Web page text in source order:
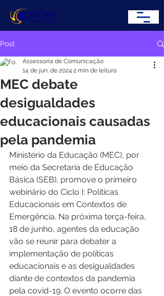
Post
MEC debate
desigualdades
educacionais causadas
pela pandemia
Assessoria de Comunicação
14 de jun. de 2024 2 min de leitura
Ministério da Educação (MEC), por
meio da Secretaria de Educação
Básica (SEB), promove o primeiro
webinário do Ciclo I: Políticas
Educacionais em Contextos de
Emergência. Na próxima terça-feira,
18 de junho, agentes da educação
vão se reunir para debater a
implementação de políticas
educacionais e as desigualdades
diante de contextos da pandemia
pela covid-19. O evento ocorre das